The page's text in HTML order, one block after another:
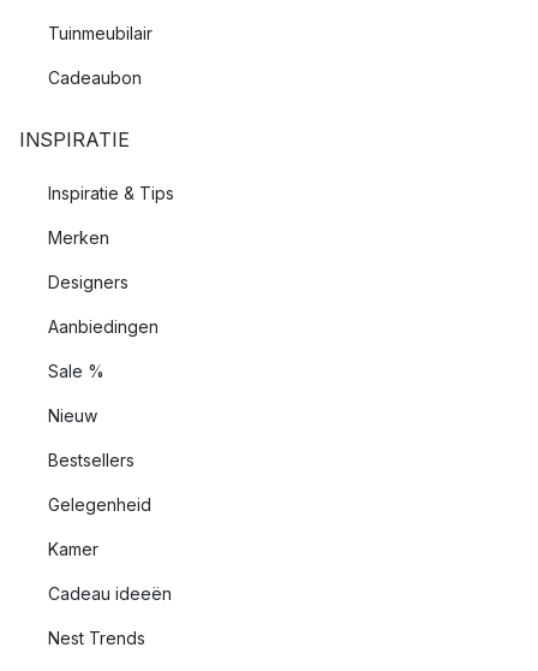
Tuinmeubilair
Cadeaubon
INSPIRATIE
Inspiratie & Tips
Merken
Designers
Aanbiedingen
Sale %
Nieuw
Bestsellers
Gelegenheid
Kamer
Cadeau ideeën
Nest Trends